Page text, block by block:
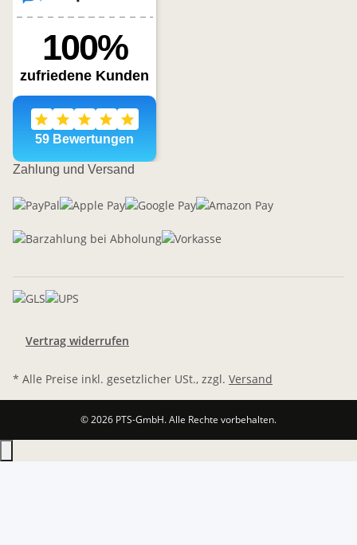
Zahlung und Versand
Vertrag widerrufen
* Alle Preise inkl. gesetzlicher USt., zzgl. Versand
© 2026 PTS-GmbH. Alle Rechte vorbehalten.